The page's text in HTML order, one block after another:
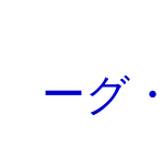
ーグ